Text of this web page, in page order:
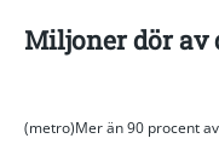
Miljoner dör av
(metro)Mer än 90 procent